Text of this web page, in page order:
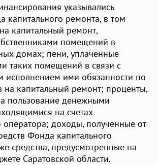
указывались
капитального ремонта, в том
капитальный ремонт,
помещений в
домах; пени, уплаченные
таких помещений в связи с
ими обязанности по
на капитальный ремонт; проценты,
пользование денежными
на счетах
оператора; доходы, полученные от
Фонда капитального
средства, предусмотренные на
Саратовской области.